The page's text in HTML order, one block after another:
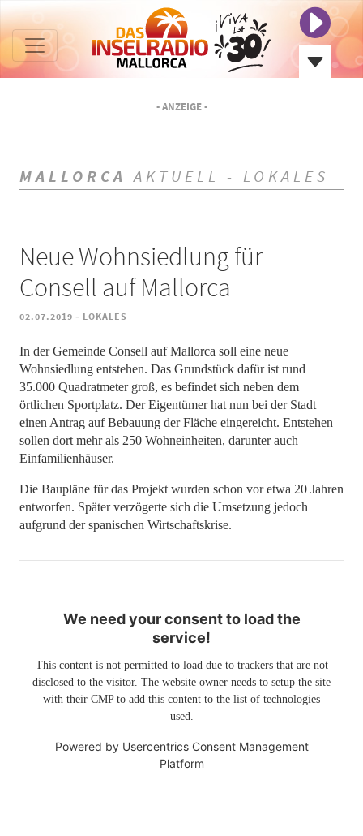
- ANZEIGE -
MALLORCA AKTUELL - LOKALES
Neue Wohnsiedlung für
Consell auf Mallorca
02.07.2019 - LOKALES
In der Gemeinde Consell auf Mallorca soll eine neue
Wohnsiedlung entstehen. Das Grundstück dafür ist rund
35.000 Quadratmeter groß, es befindet sich neben dem
örtlichen Sportplatz. Der Eigentümer hat nun bei der Stadt
einen Antrag auf Bebauung der Fläche eingereicht. Entstehen
sollen dort mehr als 250 Wohneinheiten, darunter auch
Einfamilienhäuser.
Die Baupläne für das Projekt wurden schon vor etwa 20 Jahren
entworfen. Später verzögerte sich die Umsetzung jedoch
aufgrund der spanischen Wirtschaftskrise.
We need your consent to load the
service!
This content is not permitted to load due to trackers that are not
disclosed to the visitor. The website owner needs to setup the site
with their CMP to add this content to the list of technologies
used.
Powered by Usercentrics Consent Management
Platform